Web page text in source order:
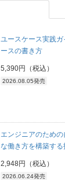
ユースケース実践
ースの書き方
5,390円（税込）
2026.08.05発売
エンジニアのため
な働き方を構築する
2,948円（税込）
2026.06.24発売